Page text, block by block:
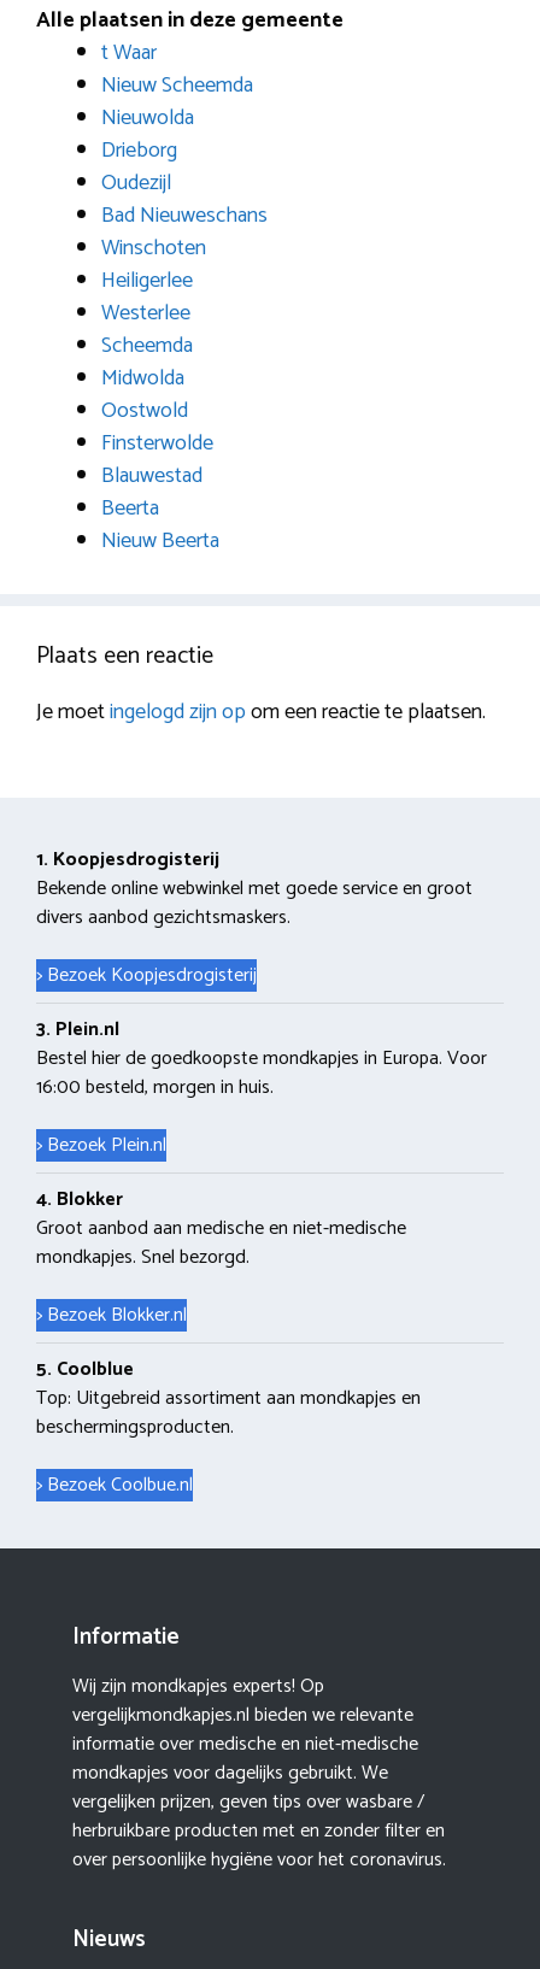
Alle plaatsen in deze gemeente
t Waar
Nieuw Scheemda
Nieuwolda
Drieborg
Oudezijl
Bad Nieuweschans
Winschoten
Heiligerlee
Westerlee
Scheemda
Midwolda
Oostwold
Finsterwolde
Blauwestad
Beerta
Nieuw Beerta
Plaats een reactie
Je moetingelogd zijn opom een reactie te plaatsen.
1. Koopjesdrogisterij
Bekende online webwinkel met goede service en groot
divers aanbod gezichtsmaskers.
> Bezoek Koopjesdrogisterij
3. Plein.nl
Bestel hier de goedkoopste mondkapjes in Europa. Voor
16:00 besteld, morgen in huis.
> Bezoek Plein.nl
4. Blokker
Groot aanbod aan medische en niet-medische
mondkapjes. Snel bezorgd.
> Bezoek Blokker.nl
5. Coolblue
Top: Uitgebreid assortiment aan mondkapjes en
beschermingsproducten.
> Bezoek Coolbue.nl
Informatie
Wij zijn mondkapjes experts! Op
vergelijkmondkapjes.nl bieden we relevante
informatie over medische en niet-medische
mondkapjes voor dagelijks gebruikt. We
vergelijken prijzen, geven tips over wasbare /
herbruikbare producten met en zonder filter en
over persoonlijke hygiëne voor het coronavirus.
Nieuws